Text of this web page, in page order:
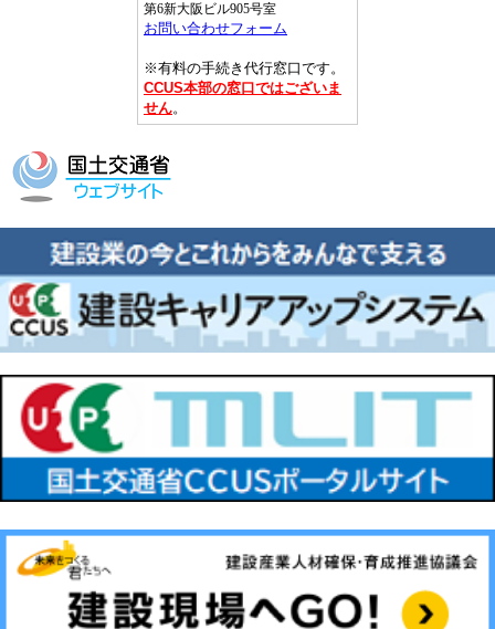
第6新大阪ビル905号室
お問い合わせフォーム
※有料の手続き代行窓口です。
CCUS本部の窓口ではございま
せん。